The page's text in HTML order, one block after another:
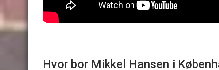
Hvor bor Mikkel Hansen i